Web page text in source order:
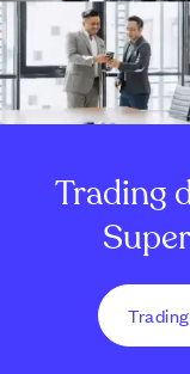
Trading